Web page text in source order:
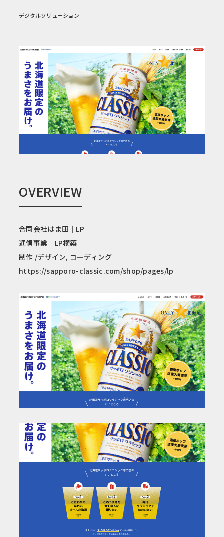
デジタルソリューション
OVERVIEW
合同会社はま田｜LP
通信事業｜LP構築
制作 /デザイン, コーディング
https://sapporo-classic.com/shop/pages/lp